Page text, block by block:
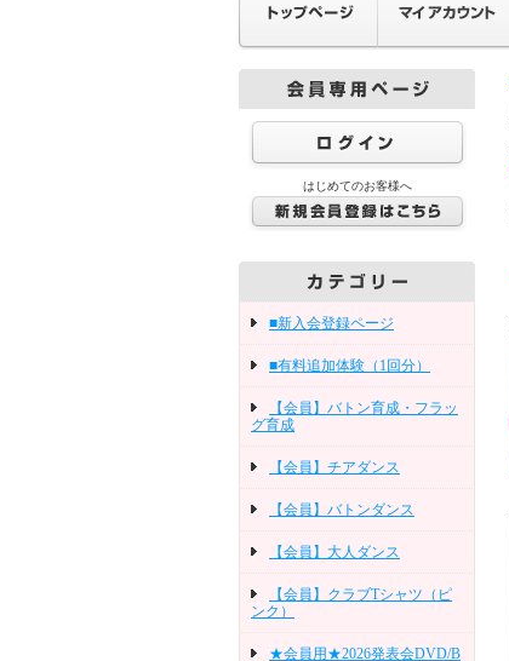
はじめてのお客様へ
■新入会登録ページ
■有料追加体験（1回分）
【会員】バトン育成・フラッ
グ育成
【会員】チアダンス
【会員】バトンダンス
【会員】大人ダンス
【会員】クラブTシャツ（ピ
ンク）
★会員用★2026発表会DVD/B